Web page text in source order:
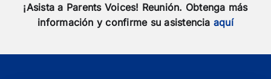
¡Asista a Parents Voices! Reunión. Obtenga más
información y confirme su asistencia aquí